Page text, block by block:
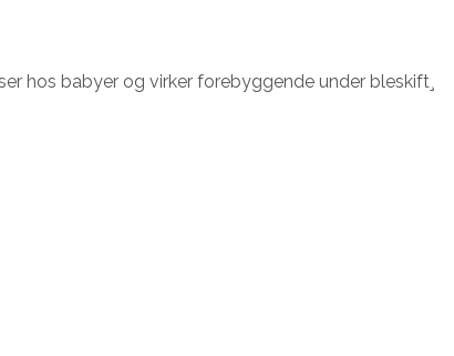
hos babyer og virker forebyggende under bleskift¸